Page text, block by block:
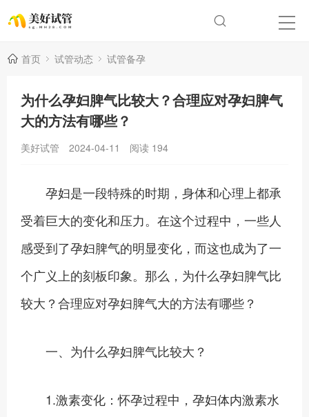
首页 试管动态 试管备孕
为什么孕妇脾气比较大？合理应对孕妇脾气
大的方法有哪些？
美好试管 2024-04-11 阅读 194
孕妇是一段特殊的时期，身体和心理上都承
受着巨大的变化和压力。在这个过程中，一些人
感受到了孕妇脾气的明显变化，而这也成为了一
个广义上的刻板印象。那么，为什么孕妇脾气比
较大？合理应对孕妇脾气大的方法有哪些？
一、为什么孕妇脾气比较大？
1.激素变化：怀孕过程中，孕妇体内激素水